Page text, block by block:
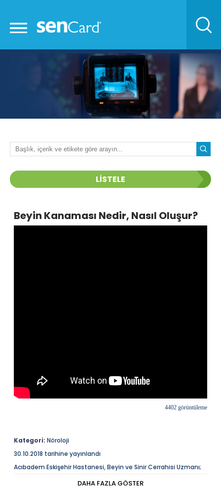
LİSTELE
Beyin Kanaması Nedir, Nasıl Oluşur?
Kategori: Nöroloji
30.10.2018 tarihine yayınlandı
Acıbadem Eskişehir Hastanesi, Beyin ve Sinir Cerrahisi Uzmanı;
4402 görüntüleme
DAHA FAZLA GÖSTER